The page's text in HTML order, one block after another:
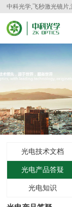
中科光学,飞秒激光镜片
光电技术文档
光电产品答疑
光电知识